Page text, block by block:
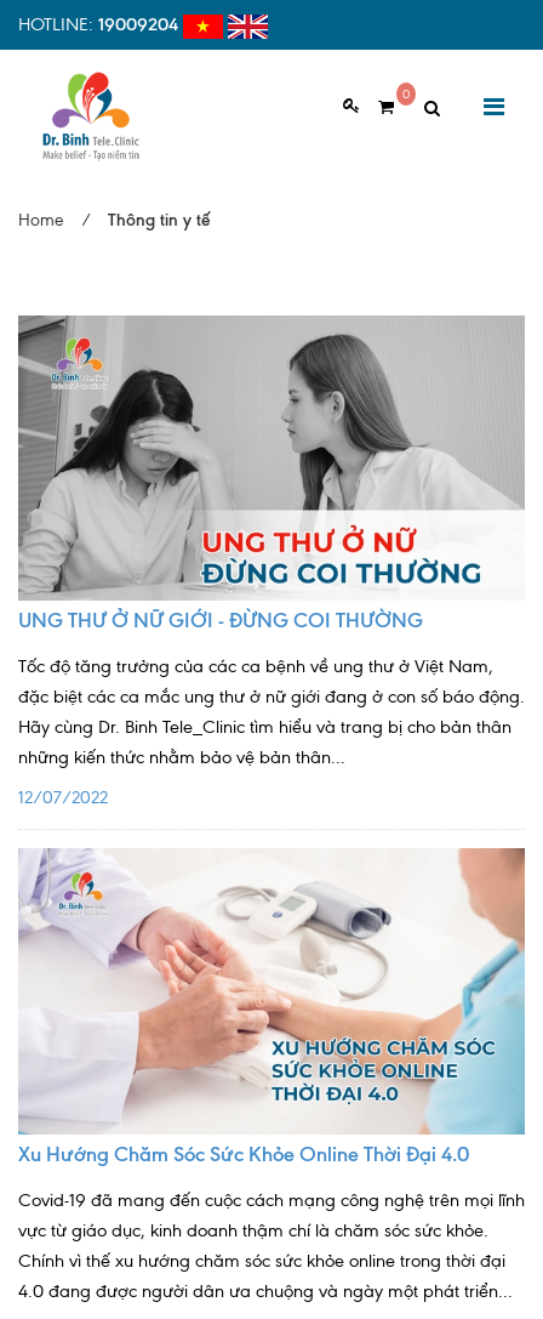
HOTLINE: 19009204
0
Vì sao nên chọn Dr.Binh Tele_Clinic
Đội ngũ y bác sĩ
Cơ sở vật chất
Hợp tác quốc tế
Quy trình khám bệnh tại Dr. Binh
Quy trình khám BHYT
TIN TỨC
Thông tin y tế
Tin sự kiện
Tin tức BHYT
DỊCH VỤ
Các chuyên khoa tại Phòng khám
Ngoại
Sản - Phụ Khoa
Nhi
Da Liễu
Home / Thông tin y tế
UNG THƯ Ở NỮ GIỚI - ĐỪNG COI THƯỜNG
Tốc độ tăng trưởng của các ca bệnh về ung thư ở Việt Nam,
đặc biệt các ca mắc ung thư ở nữ giới đang ở con số báo động.
Hãy cùng Dr. Binh Tele_Clinic tìm hiểu và trang bị cho bản thân
những kiến thức nhằm bảo vệ bản thân...
12/07/2022
Xu Hướng Chăm Sóc Sức Khỏe Online Thời Đại 4.0
Covid-19 đã mang đến cuộc cách mạng công nghệ trên mọi lĩnh
vực từ giáo dục, kinh doanh thậm chí là chăm sóc sức khỏe.
Chính vì thế xu hướng chăm sóc sức khỏe online trong thời đại
4.0 đang được người dân ưa chuộng và ngày một phát triển...